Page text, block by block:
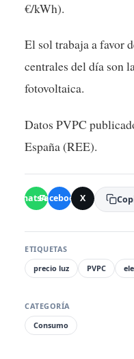
€/kWh).
El sol trabaja a favor
centrales del día son
fotovoltaica.
Datos PVPC
España (REE).
WhatsApp
Facebook X
ETIQUETAS
precio luz
PVPC
CATEGORÍA
Consumo